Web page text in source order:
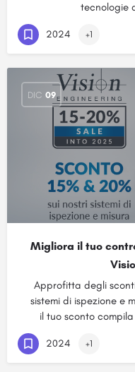
tecnologie
2024 +1
DIC 09
Migliora il tuo
Approfitta degli
sistemi di ispezione e
il tuo sconto
2024 +1